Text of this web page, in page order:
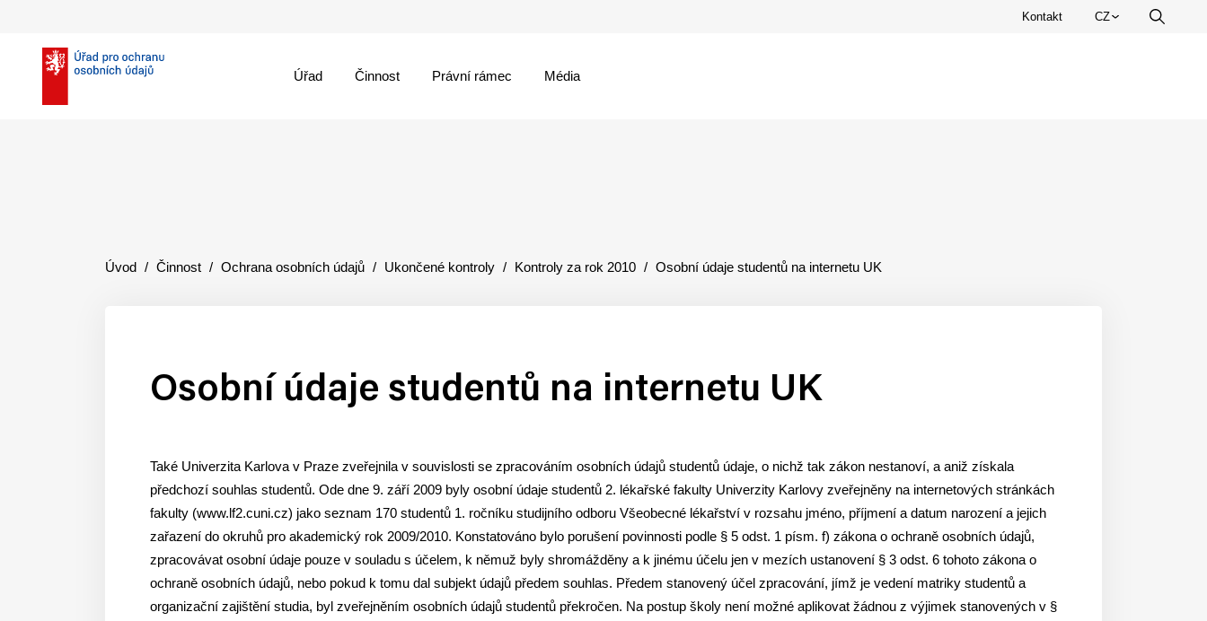
Kontakt
Zvolte
CZ
Úřad Činnost Právní rámec Média
Úvod Činnost Ochrana osobních údajů Ukončené kontroly Kontroly za rok 2010 Osobní údaje studentů na internetu UK
Osobní údaje studentů na internetu UK
Také Univerzita Karlova v Praze zveřejnila v souvislosti se zpracováním osobních údajů studentů údaje, o nichž tak zákon nestanoví, a aniž získala
předchozí souhlas studentů. Ode dne 9. září 2009 byly osobní údaje studentů 2. lékařské fakulty Univerzity Karlovy zveřejněny na internetových stránkách
fakulty (www.lf2.cuni.cz) jako seznam 170 studentů 1. ročníku studijního odboru Všeobecné lékařství v rozsahu jméno, příjmení a datum narození a jejich
zařazení do okruhů pro akademický rok 2009/2010. Konstatováno bylo porušení povinnosti podle § 5 odst. 1 písm. f) zákona o ochraně osobních údajů,
zpracovávat osobní údaje pouze v souladu s účelem, k němuž byly shromážděny a k jinému účelu jen v mezích ustanovení § 3 odst. 6 tohoto zákona o
ochraně osobních údajů, nebo pokud k tomu dal subjekt údajů předem souhlas. Předem stanovený účel zpracování, jímž je vedení matriky studentů a
organizační zajištění studia, byl zveřejněním osobních údajů studentů překročen. Na postup školy není možné aplikovat žádnou z výjimek stanovených v §